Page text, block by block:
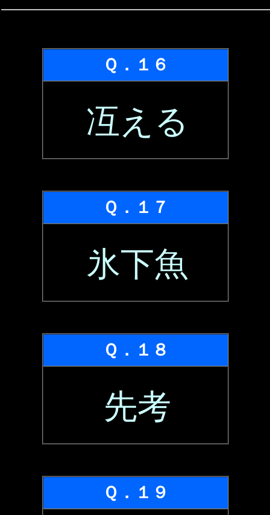
Ｑ．１６
冱える
Ｑ．１７
氷下魚
Ｑ．１８
先考
Ｑ．１９